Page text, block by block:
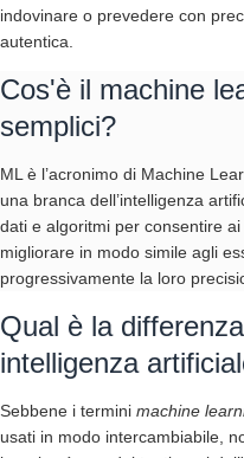
indovinare o prevedere con
autentica.
Cos'è il machine
semplici?
ML è l’acronimo di Machine
una branca dell’intelligenza
dati e algoritmi per consentire
migliorare in modo simile agli
progressivamente la loro
Qual è la
intelligenza
Sebbene i termini machine
usati in modo intercambiabile,